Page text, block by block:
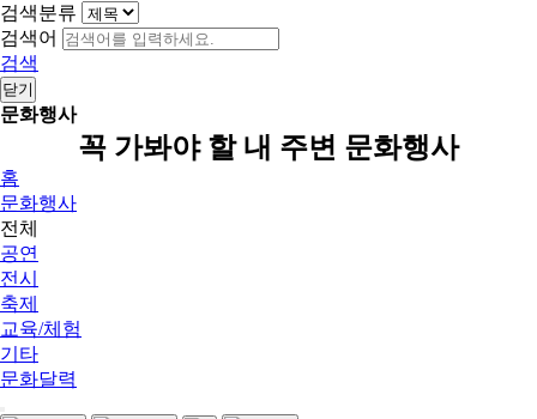
검색분류
검색어
검색
닫기
문화행사
꼭 가봐야 할 내 주변 문화행사
홈
문화행사
전체
공연
전시
축제
교육/체험
기타
문화달력